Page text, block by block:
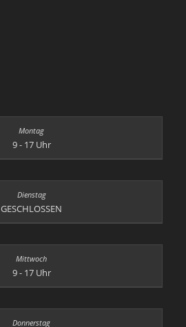
9 - 17 Uhr
GESCHLOSSEN
9 - 17 Uhr